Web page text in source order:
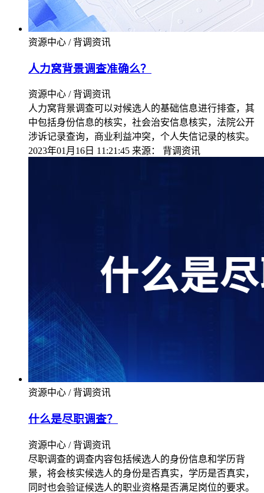
资源中心 / 背调资讯
人力窝背景调查准确么？
资源中心 / 背调资讯
人力窝背景调查可以对候选人的基础信息进行排查，其
中包括身份信息的核实，社会治安信息核实，法院公开
涉诉记录查询，商业利益冲突，个人失信记录的核实。
2023年01月16日 11:21:45 来源： 背调资讯
资源中心 / 背调资讯
什么是尽职调查？
资源中心 / 背调资讯
尽职调查的调查内容包括候选人的身份信息和学历背
景，将会核实候选人的身份是否真实，学历是否真实，
同时也会验证候选人的职业资格是否满足岗位的要求。